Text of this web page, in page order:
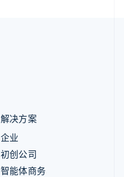
解决方案
企业
初创公司
智能体商务